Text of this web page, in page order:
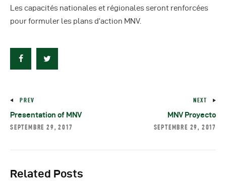
Les capacités nationales et régionales seront renforcées
pour formuler les plans d’action MNV.
PREV
Presentation of MNV
SEPTEMBRE 29, 2017
NEXT
MNV Proyecto
SEPTEMBRE 29, 2017
Related Posts